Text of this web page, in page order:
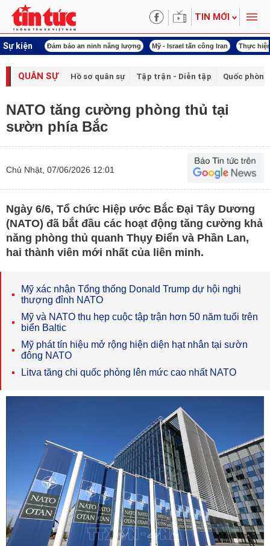
TIN MỚI
Sự kiện
khóa XVI Đảm bảo an ninh năng lượng Mỹ - Israel tấn công Iran Thực
QUÂN SỰ Hồ sơ quân sự Tập trận - Diễn tập Quốc phòng
NATO tăng cường phòng thủ tại
sườn phía Bắc
Chủ Nhật, 07/06/2026 12:01
Ngày 6/6, Tổ chức Hiệp ước Bắc Đại Tây Dương
(NATO) đã bắt đầu các hoạt động tăng cường khả
năng phòng thủ quanh Thụy Điển và Phần Lan,
hai thành viên mới nhất của liên minh.
Mỹ xác nhận Tổng thống Donald Trump dự hội nghị
thượng đỉnh NATO
Mỹ và NATO thu hẹp cuộc tập trận hơn 50 năm tuổi trên
biển Baltic
Mỹ phát tín hiệu mở rộng hiện diện hạt nhân tại sườn
đông NATO
Litva tăng chi quốc phòng lên mức cao nhất NATO